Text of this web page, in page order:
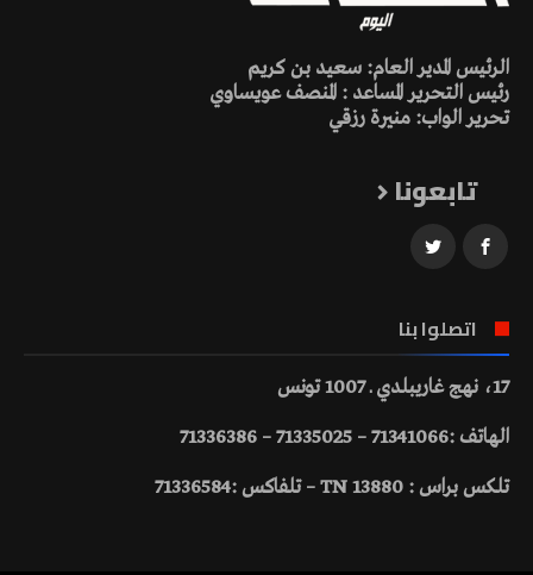
الرئيس المدير العام: سعيد بن كريم
رئيس التحرير المساعد : المنصف عويساوي
تحرير الواب: منيرة رزقي
تابعونا
اتصلوا بنا
17، نهج غاريبلدي ـ 1007 تونس
الهاتف :71341066 – 71335025 – 71336386
تلكس براس : 13880 TN – تلفاكس :71336584